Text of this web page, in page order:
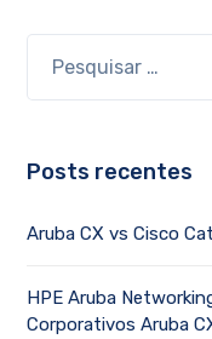
Posts recentes
Aruba CX vs Cisco
HPE Aruba
Corporativos Aruba